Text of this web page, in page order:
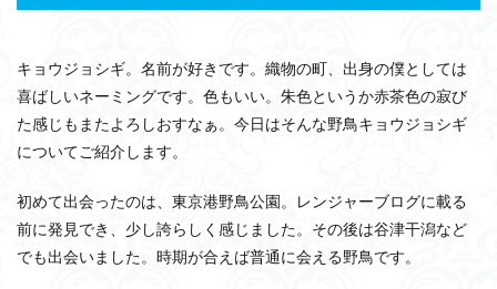
キョウジョシギ。名前が好きです。織物の町、出身の僕としては
喜ばしいネーミングです。色もいい。朱色というか赤茶色の寂び
た感じもまたよろしおすなぁ。今日はそんな野鳥キョウジョシギ
についてご紹介します。
初めて出会ったのは、東京港野鳥公園。レンジャーブログに載る
前に発見でき、少し誇らしく感じました。その後は谷津干潟など
でも出会いました。時期が合えば普通に会える野鳥です。